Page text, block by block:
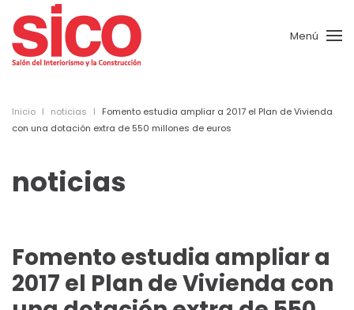
Skip to main content
Menú
Inicio noticias
Fomento estudia ampliar a 2017 el Plan de Vivienda
con una dotación extra de 550 millones de euros
noticias
Fomento estudia ampliar a
2017 el Plan de Vivienda con